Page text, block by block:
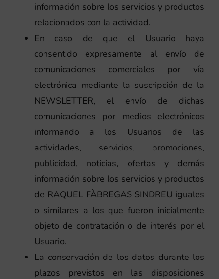
información sobre los servicios y productos
relacionados con la actividad.
En caso de que el Usuario haya
consentido expresamente al envío de
comunicaciones comerciales por vía
electrónica mediante la suscripción de la
NEWSLETTER, el envío de dichas
comunicaciones por medios electrónicos
informando a los Usuarios de las
actividades, servicios, promociones,
publicidad, noticias, ofertas y demás
información sobre los servicios y productos
de RAQUEL FÀBREGAS SINDREU iguales
o similares a los que fueron inicialmente
objeto de contratación o de interés por el
Usuario.
La conservación de los datos durante los
plazos previstos en las disposiciones